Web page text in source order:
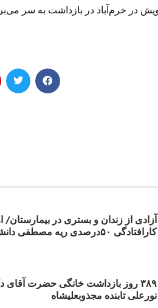
در خرم‌آباد در بازداشت به سر
آزادی از زندان و بستری در بیمارستان/
کارافتادگی ۵۰درصدی ریه مصطفی دانشجو
۳۸۹ روز بازداشت خانگی حضرت آقای
نورعلی تابنده مجذوبعلیشاه